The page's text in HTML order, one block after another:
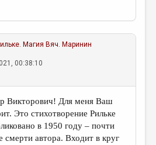
Магия Вяч. Маринин
00:38:10
Викторович! Для меня Ваш
Это стихотворение Рильке
в 1950 году – почти
смерти автора. Входит в круг